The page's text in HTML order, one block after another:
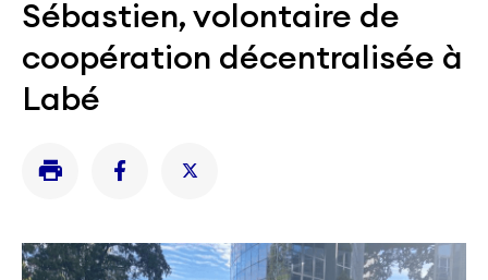
Sébastien, volontaire de
coopération décentralisée à
Labé